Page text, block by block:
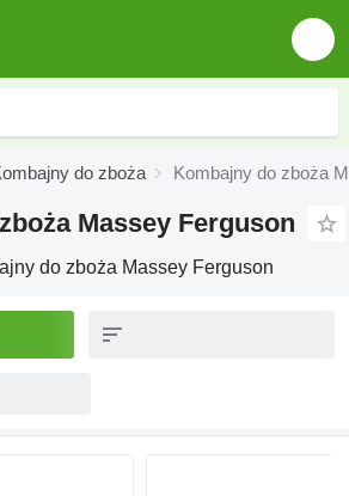
do zboża Kombajny do zboża
Massey Ferguson
do zboża Massey Ferguson